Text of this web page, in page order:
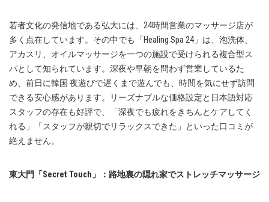
若者文化の発信地である弘大には、24時間営業のマッサージ店が
多く点在しています。その中でも「Healing Spa 24」は、泡洗体、
アカスリ、オイルマッサージを一つの施設で受けられる複合型ス
パとして知られています。深夜や早朝を問わず営業しているた
め、前日に韓国 夜遊びで遅くまで遊んでも、時間を気にせず訪問
できる安心感があります。リーズナブルな価格設定と日本語対応
スタッフの存在も好評で、「深夜でも疲れをきちんとケアしてく
れる」「スタッフが親切でリラックスできた」といった口コミが
絶えません。
東大門「Secret Touch」：路地裏の隠れ家でストレッチマッサージ